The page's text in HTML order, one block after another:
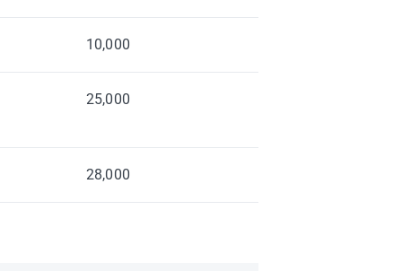
10,000
25,000
28,000